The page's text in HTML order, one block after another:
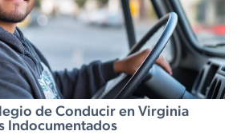
de Conducir en Virginia
Indocumentados